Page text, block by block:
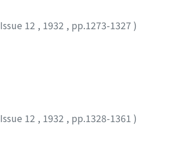
Issue 12 , 1932 , pp.1273-1327 )
Issue 12 , 1932 , pp.1328-1361 )